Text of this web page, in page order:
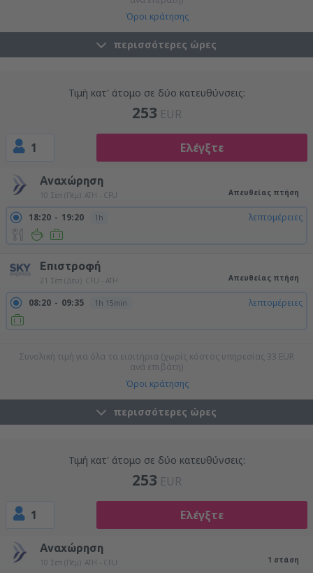
Όροι κράτησης
περισσότερες ώρες
Τιμή κατ' άτομο σε δύο κατευθύνσεις:
253 EUR
1 Ελέγξτε
Αναχώρηση
10 Σεπ (Πέμ) ATH - CFU Απευθείας πτήση
18:20 19:20 1h λεπτομέρειες
Επιστροφή
21 Σεπ (Δευ) CFU - ATH Απευθείας πτήση
08:20 09:35 1h 15min λεπτομέρειες
Συνολική τιμή για όλα τα εισιτήρια (χωρίς κόστος υπηρεσίας 33 EUR
ανά επιβάτη)
Όροι κράτησης
περισσότερες ώρες
Τιμή κατ' άτομο σε δύο κατευθύνσεις:
253 EUR
1 Ελέγξτε
Αναχώρηση
10 Σεπ (Πέμ) ATH - CFU 1 στάση